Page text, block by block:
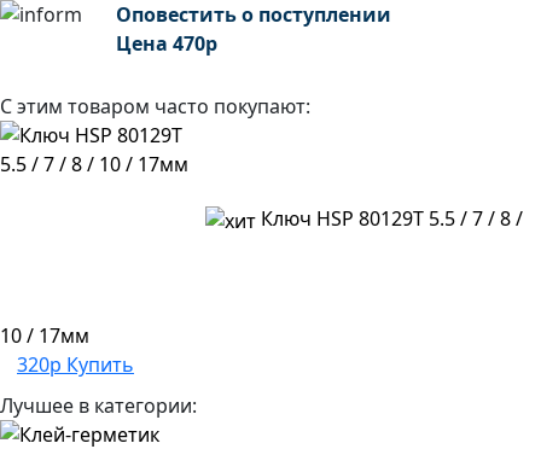
Оповестить о поступлении
Цена 470р
С этим товаром часто покупают:
Ключ HSP 80129T 5.5 / 7 / 8 /
10 / 17мм
320р Купить
Лучшее в категории: